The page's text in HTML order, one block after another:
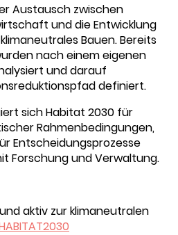
Austausch zwischen
und die Entwicklung
Bauen. Bereits
nach einem eigenen
und darauf
definiert.
sich Habitat 2030 für
Rahmenbedingungen,
Entscheidungsprozesse
Forschung und Verwaltung.
aktiv zur klimaneutralen